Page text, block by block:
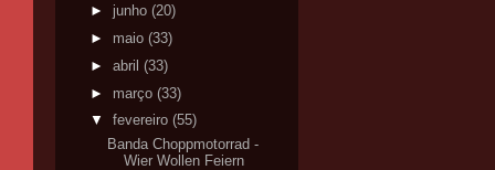
► junho (20)
► maio (33)
► abril (33)
► março (33)
▼ fevereiro (55)
Banda Choppmotorrad -
Wier Wollen Feiern